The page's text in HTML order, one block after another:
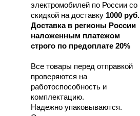
электромобилей по России со
скидкой на доставку 1000 руб.
Доставка в регионы России
наложенным платежом
строго по предоплате 20%
Все товары перед отправкой
проверяются на
работоспособность и
комплектацию.
Надежно упаковываются.